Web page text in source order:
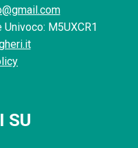
M5UXCR1
SU